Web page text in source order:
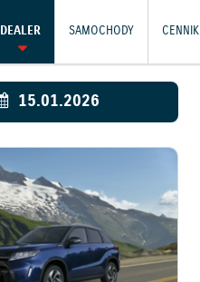
DEALER SAMOCHODY CENNIK
15.01.2026